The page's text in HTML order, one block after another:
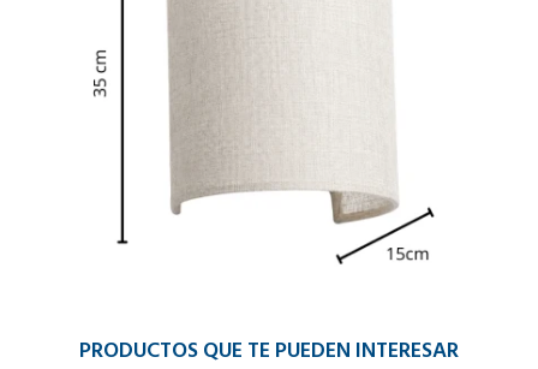
PRODUCTOS QUE TE PUEDEN INTERESAR